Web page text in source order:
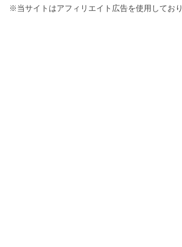
※当サイトはアフィリエイト広告を使用しており